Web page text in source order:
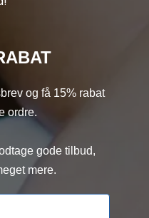
og få 15% rabat
ordre.
gode tilbud,
mere.